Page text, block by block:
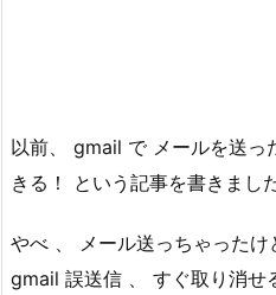
以前、 gmail で メールを送っ
きる！ という記事を書きました
やべ 、 メール送っちゃった
gmail 誤送信 、 すぐ取り消せ